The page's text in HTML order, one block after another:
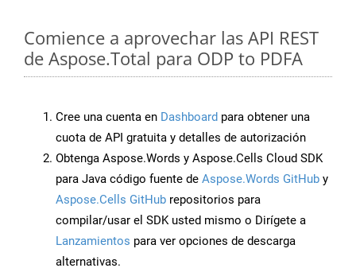
Comience a aprovechar las API REST
de Aspose.Total para ODP to PDFA
Cree una cuenta en Dashboard para obtener una
cuota de API gratuita y detalles de autorización
Obtenga Aspose.Words y Aspose.Cells Cloud SDK
para Java código fuente de Aspose.Words GitHub y
Aspose.Cells GitHub repositorios para
compilar/usar el SDK usted mismo o Dirígete a
Lanzamientos para ver opciones de descarga
alternativas.